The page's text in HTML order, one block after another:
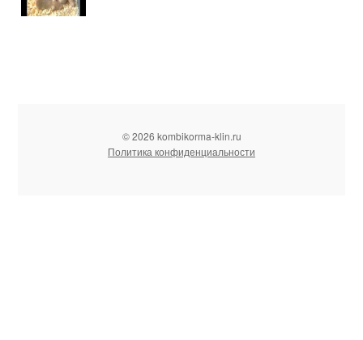
© 2026 kombikorma-klin.ru
Политика конфиденциальности